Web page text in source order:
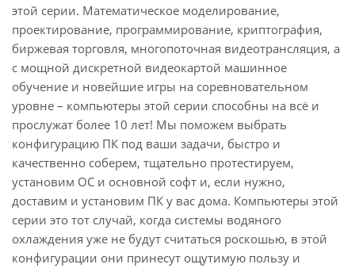
этой серии. Математическое моделирование,
проектирование, программирование, криптография,
биржевая торговля, многопоточная видеотрансляция, а
с мощной дискретной видеокартой машинное
обучение и новейшие игры на соревновательном
уровне – компьютеры этой серии способны на всё и
прослужат более 10 лет! Мы поможем выбрать
конфигурацию ПК под ваши задачи, быстро и
качественно соберем, тщательно протестируем,
установим ОС и основной софт и, если нужно,
доставим и установим ПК у вас дома. Компьютеры этой
серии это тот случай, когда системы водяного
охлаждения уже не будут считаться роскошью, в этой
конфигурации они принесут ощутимую пользу и